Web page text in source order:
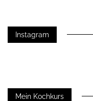
Instagram
Mein Kochkurs